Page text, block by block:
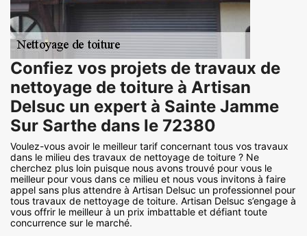
Confiez vos projets de travaux de
nettoyage de toiture à Artisan
Delsuc un expert à Sainte Jamme
Sur Sarthe dans le 72380
Voulez-vous avoir le meilleur tarif concernant tous vos travaux
dans le milieu des travaux de nettoyage de toiture ? Ne
cherchez plus loin puisque nous avons trouvé pour vous le
meilleur pour vous dans ce milieu et nous vous invitons à faire
appel sans plus attendre à Artisan Delsuc un professionnel pour
tous travaux de nettoyage de toiture. Artisan Delsuc s’engage à
vous offrir le meilleur à un prix imbattable et défiant toute
concurrence sur le marché.